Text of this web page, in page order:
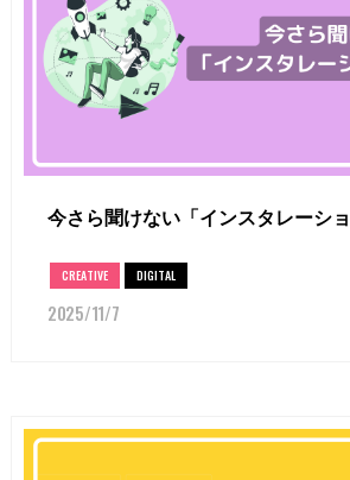
今さら聞けない「インスタレーシ
CREATIVE DIGITAL
2025/11/7